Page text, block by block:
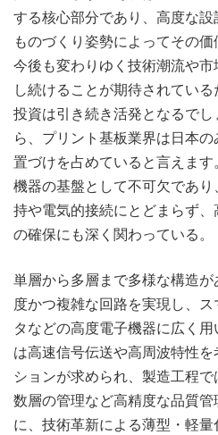
する核心部分であり、高度な
ものづくり姿勢によってその価
今後も変わりゆく技術潮流や
し続けることが期待されてい
投資は引き続き活発となるで
ら、プリント基板業界は日本
置づけを占めていると言えま
機器の基盤として不可欠であ
持や電気的接続にとどまらず
の確保にも深く関わっている。
単層から多層まで多様な構造
度かつ複雑な回路を実現し、
タなどの高度電子機器に広く
は高速信号伝送や高周波特性
ションが求められ、製造工程
数層の管理など高精度な品質
に、技術革新による薄型・軽量